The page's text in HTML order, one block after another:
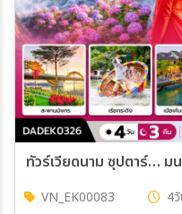
ทัวร์เวียดนาม ซุปตาร์… ม
VN_EK00083 4